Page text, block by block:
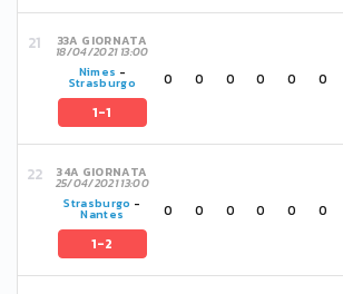
33A GIORNATA
18/04/2021 13:00
Nimes -
Strasburgo
1-1
0 0 0 0 0 0
34A GIORNATA
25/04/2021 13:00
Strasburgo -
Nantes
1-2
0 0 0 0 0 0